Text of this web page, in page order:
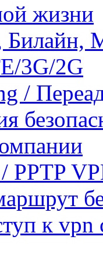
жизни
3G/2G
/
PPTP
к vpn